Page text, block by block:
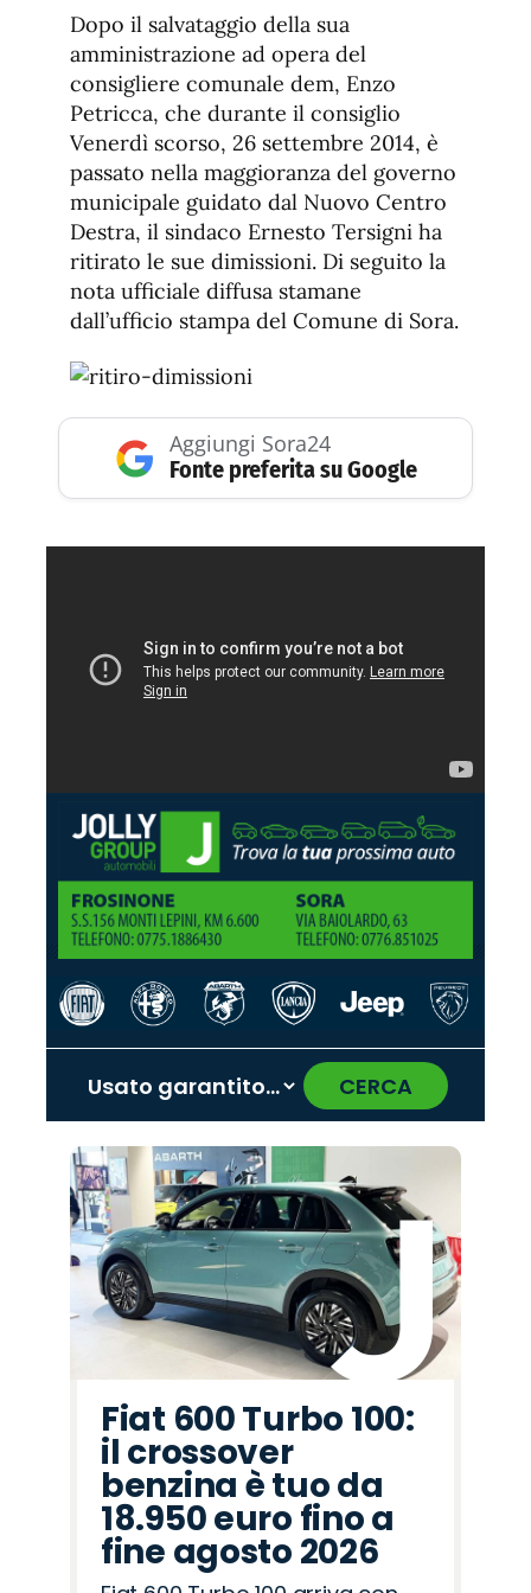
de
fuente
de
fuente.
Dopo il salvataggio della sua
amministrazione ad opera del
consigliere comunale dem, Enzo
Petricca, che durante il consiglio
Venerdì scorso, 26 settembre 2014, è
passato nella maggioranza del governo
municipale guidato dal Nuovo Centro
Destra, il sindaco Ernesto Tersigni ha
ritirato le sue dimissioni. Di seguito la
nota ufficiale diffusa stamane
dall’ufficio stampa del Comune di Sora.
Aggiungi Sora24
Fonte preferita su Google
CERCA
Promo
Alfa
Romeo
Promo
Land
Rover
Promo
Peugeot
Promo
Seat
Promo
Citroën
Promo
Opel
Promo
Lancia
Promo
Jaecoo
Promo
Cupra
Promo
Abarth
Promo
Fiat
Promo
Jeep
Promo
Mazda
Promo
Hyundai
Promo
Omoda
‹ ›
Fiat 600 Turbo 100:
il crossover
benzina è tuo da
18.950 euro fino a
fine agosto 2026